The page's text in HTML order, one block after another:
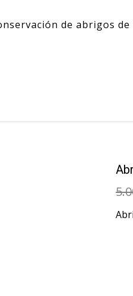
de abrigos